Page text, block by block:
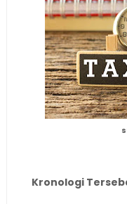
Kronologi